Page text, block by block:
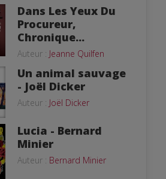
Dans Les Yeux Du
Procureur,
Chronique...
Auteur : Jeanne Quilfen
Un animal sauvage
- Joël Dicker
Auteur : Joël Dicker
Lucia - Bernard
Minier
Auteur : Bernard Minier